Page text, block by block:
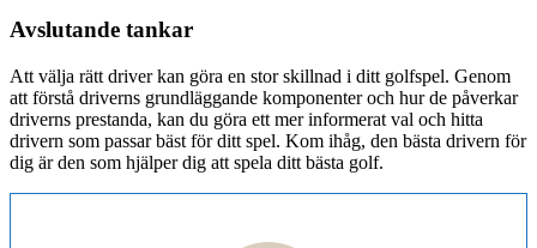
Avslutande tankar
Att välja rätt driver kan göra en stor skillnad i ditt golfspel. Genom
att förstå driverns grundläggande komponenter och hur de påverkar
driverns prestanda, kan du göra ett mer informerat val och hitta
drivern som passar bäst för ditt spel. Kom ihåg, den bästa drivern för
dig är den som hjälper dig att spela ditt bästa golf.